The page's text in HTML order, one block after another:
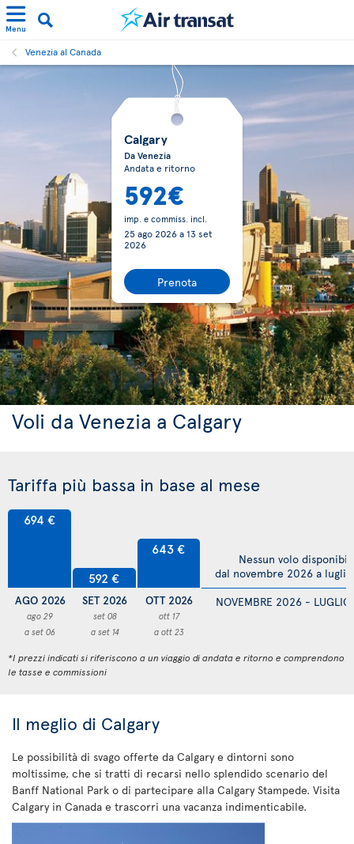
Menu
Venezia al Canada
Calgary
Da Venezia
Andata e ritorno
592€
imp. e commiss. incl.
25 ago 2026a 13 set
2026
Prenota
Voli da Venezia a Calgary
Tariffa più bassa in base al mese
694 €
AGO 2026
ago 29
a set 06
592 €
SET 2026
set 08
a set 14
643 €
OTT 2026
ott 17
a ott 23
NOVEMBRE 2026 -
Nessun volo
dal novembre 2026 a
*I prezzi indicati si riferiscono a un viaggio di andata e ritorno e comprendono
le tasse e commissioni
Il meglio di Calgary
Le possibilità di svago offerte da Calgary e dintorni sono
moltissime, che si tratti di recarsi nello splendido scenario del
Banff National Park o di partecipare alla Calgary Stampede. Visita
Calgary in Canada e trascorri una vacanza indimenticabile.